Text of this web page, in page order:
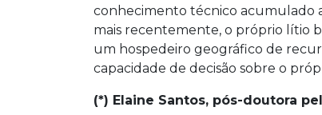
conhecimento técnico acumulado
mais recentemente, o próprio lítio
um hospedeiro geográfico de
capacidade de decisão sobre o
(*) Elaine Santos, pós-doutora